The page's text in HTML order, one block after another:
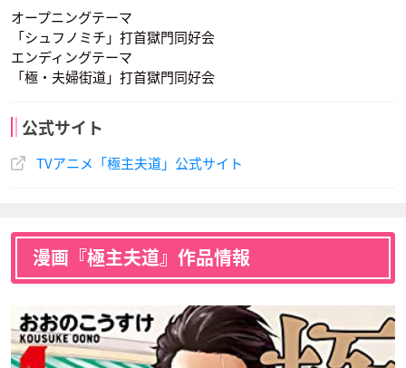
オープニングテーマ
「シュフノミチ」打首獄門同好会
エンディングテーマ
「極・夫婦街道」打首獄門同好会
公式サイト
TVアニメ「極主夫道」公式サイト
漫画『極主夫道』作品情報